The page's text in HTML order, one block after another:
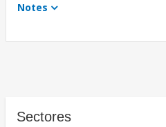
Notes
Sectores